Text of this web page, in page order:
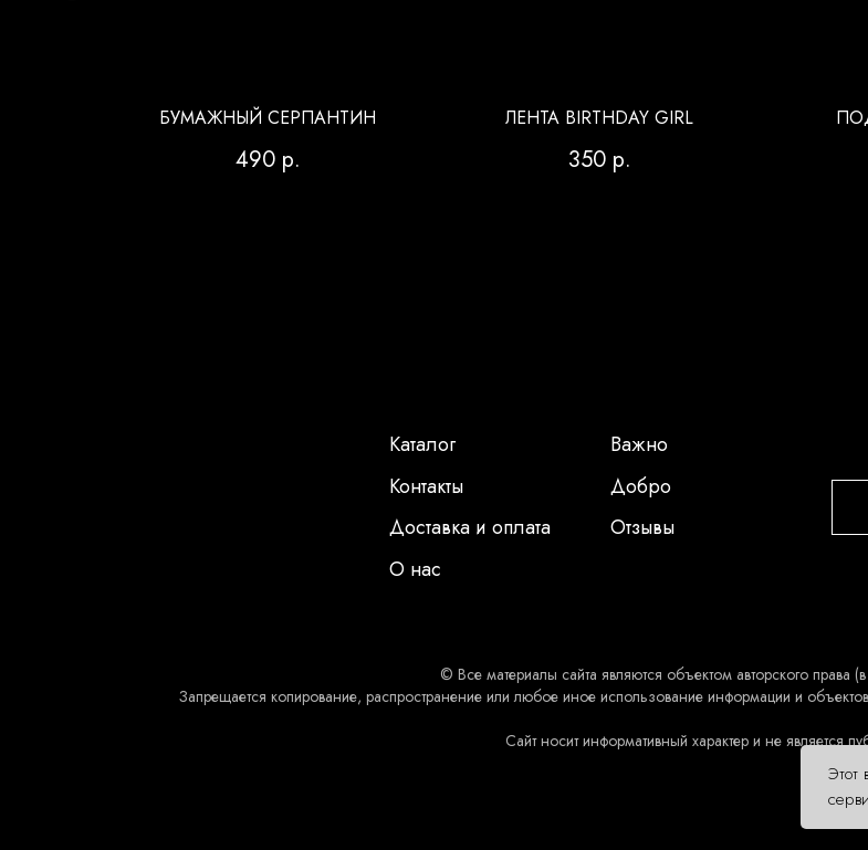
БУМАЖНЫЙ СЕРПАНТИН
490 р.
ЛЕНТА BIRTHDAY GIRL
350 р.
Каталог
Контакты
Доставка и оплата
О нас
Важно
Добро
Отзывы
© Все материалы сайта являются объектом авторского права
Запрещается копирование, распространение или любое иное использование информации и
Сайт носит информативный характер и не является
Этот